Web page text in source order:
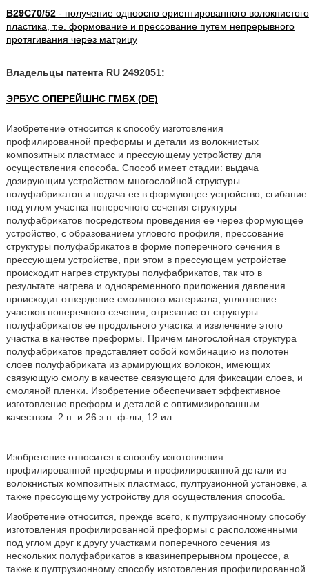
B29C70/52- получение одноосно ориентированного волокнистого
пластика, т.е. формование и прессование путем непрерывного
протягивания через матрицу
Владельцы патента RU 2492051:
ЭРБУС ОПЕРЕЙШНС ГМБХ (DE)
Изобретение относится к способу изготовления
профилированной преформы и детали из волокнистых
композитных пластмасс и прессующему устройству для
осуществления способа. Способ имеет стадии: выдача
дозирующим устройством многослойной структуры
полуфабрикатов и подача ее в формующее устройство, сгибание
под углом участка поперечного сечения структуры
полуфабрикатов посредством проведения ее через формующее
устройство, с образованием углового профиля, прессование
структуры полуфабрикатов в форме поперечного сечения в
прессующем устройстве, при этом в прессующем устройстве
происходит нагрев структуры полуфабрикатов, так что в
результате нагрева и одновременного приложения давления
происходит отвердение смоляного материала, уплотнение
участков поперечного сечения, отрезание от структуры
полуфабрикатов ее продольного участка и извлечение этого
участка в качестве преформы. Причем многослойная структура
полуфабрикатов представляет собой комбинацию из полотен
слоев полуфабриката из армирующих волокон, имеющих
связующую смолу в качестве связующего для фиксации слоев, и
смоляной пленки. Изобретение обеспечивает эффективное
изготовление преформ и деталей с оптимизированным
качеством. 2 н. и 26 з.п. ф-лы, 12 ил.
Изобретение относится к способу изготовления
профилированной преформы и профилированной детали из
волокнистых композитных пластмасс, пултрузионной установке, а
также прессующему устройству для осуществления способа.
Изобретение относится, прежде всего, к пултрузионному способу
изготовления профилированной преформы с расположенными
под углом друг к другу участками поперечного сечения из
нескольких полуфабрикатов в квазинепрерывном процессе, а
также к пултрузионному способу изготовления профилированной